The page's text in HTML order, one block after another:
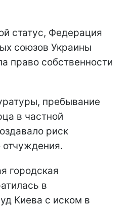
статус, Федерация
союзов Украины
право собственности
пребывание
в частной
риск
отчуждения.
городская
в
Киева с иском в